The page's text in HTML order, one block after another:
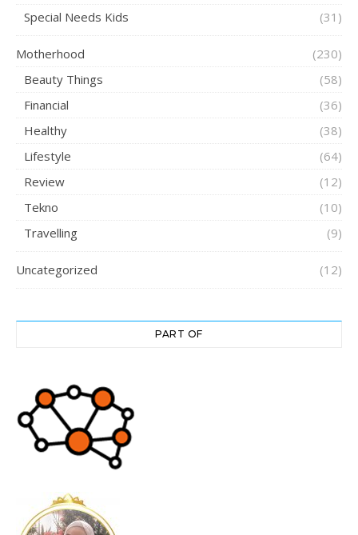
Special Needs Kids
(31)
Motherhood
(230)
Beauty Things
(58)
Financial
(36)
Healthy
(38)
Lifestyle
(64)
Review
(12)
Tekno
(10)
Travelling
(9)
Uncategorized (12)
PART OF